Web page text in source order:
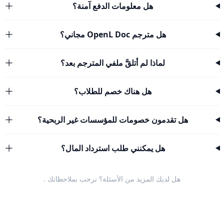
هل معلومات الدفع آمنة؟
هل مترجم OpenL Doc مجاني؟
لماذا لم أتلقَّ ملفي المترجم بعد؟
هل هناك خصم للطلاب؟
هل تقدمون خصومات للمؤسسات غير الربحية؟
هل يمكنني طلب استرداد المال؟
هل لديك المزيد من الأسئلة؟ نرحب بملاحظاتك .